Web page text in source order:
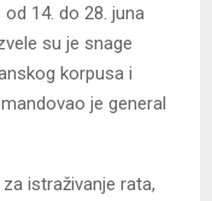
14. do 28. juna
su je snage
korpusa i
je general
istraživanje rata,